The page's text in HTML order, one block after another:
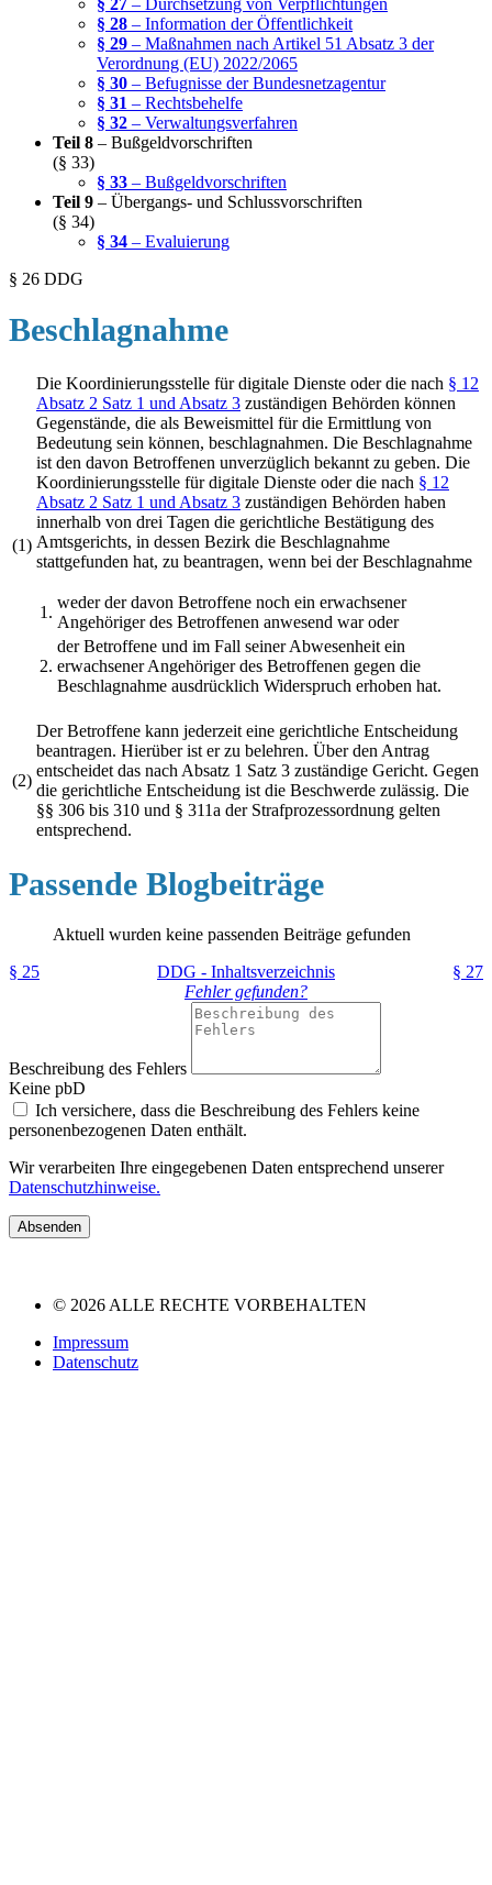
§ 27 – Durchsetzung von Verpflichtungen
§ 28 – Information der Öffentlichkeit
§ 29 – Maßnahmen nach Artikel 51 Absatz 3 der
Verordnung (EU) 2022/2065
§ 30 – Befugnisse der Bundesnetzagentur
§ 31 – Rechtsbehelfe
§ 32 – Verwaltungsverfahren
Teil 8 – Bußgeldvorschriften
(§ 33)
§ 33 – Bußgeldvorschriften
Teil 9 – Übergangs- und Schlussvorschriften
(§ 34)
§ 34 – Evaluierung
§ 26 DDG
Beschlagnahme
(1)
Die Koordinierungsstelle für digitale Dienste oder die nach § 12
Absatz 2 Satz 1 und Absatz 3 zuständigen Behörden können
Gegenstände, die als Beweismittel für die Ermittlung von
Bedeutung sein können, beschlagnahmen. Die Beschlagnahme
ist den davon Betroffenen unverzüglich bekannt zu geben. Die
Koordinierungsstelle für digitale Dienste oder die nach § 12
Absatz 2 Satz 1 und Absatz 3 zuständigen Behörden haben
innerhalb von drei Tagen die gerichtliche Bestätigung des
Amtsgerichts, in dessen Bezirk die Beschlagnahme
stattgefunden hat, zu beantragen, wenn bei der Beschlagnahme
1.
weder der davon Betroffene noch ein erwachsener
Angehöriger des Betroffenen anwesend war oder
2.
der Betroffene und im Fall seiner Abwesenheit ein
erwachsener Angehöriger des Betroffenen gegen die
Beschlagnahme ausdrücklich Widerspruch erhoben hat.
(2)
Der Betroffene kann jederzeit eine gerichtliche Entscheidung
beantragen. Hierüber ist er zu belehren. Über den Antrag
entscheidet das nach Absatz 1 Satz 3 zuständige Gericht. Gegen
die gerichtliche Entscheidung ist die Beschwerde zulässig. Die
§§ 306 bis 310 und § 311a der Strafprozessordnung gelten
entsprechend.
Passende Blogbeiträge
Aktuell wurden keine passenden Beiträge gefunden
§ 25
DDG - Inhaltsverzeichnis
§ 27
Fehler gefunden?
Beschreibung des Fehlers
Keine pbD
Ich versichere, dass die Beschreibung des Fehlers keine
personenbezogenen Daten enthält.
Wir verarbeiten Ihre eingegebenen Daten entsprechend unserer
Datenschutzhinweise.
Absenden
© 2026 ALLE RECHTE VORBEHALTEN
Impressum
Datenschutz